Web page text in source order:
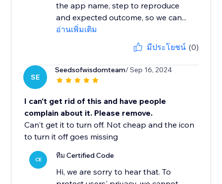
the app name, step to reproduce
and expected outcome, so we can...
อ่านเพิ่มเติม
มีประโยชน์ (0)
SE
Seedsofwisdomteam/ Sep 16, 2024
I can't get rid of this and have people
complain about it. Please remove.
Can't get it to turn off. Not cheap and the icon
to turn it off goes missing
CE ทีม Certified Code
Hi, we are sorry to hear that. To